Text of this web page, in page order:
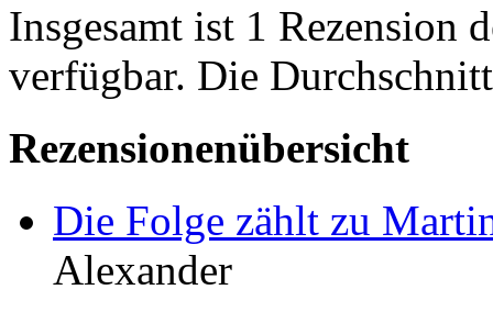
Insgesamt ist 1 Rezension
verfügbar. Die
Rezensionenübersicht
Die Folge zählt zu
Alexander